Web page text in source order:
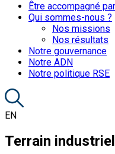
Être accompagné
Qui sommes-nous ?
Nos missions
Nos résultats
Notre gouvernance
Notre ADN
Notre politique RSE
EN
Terrain